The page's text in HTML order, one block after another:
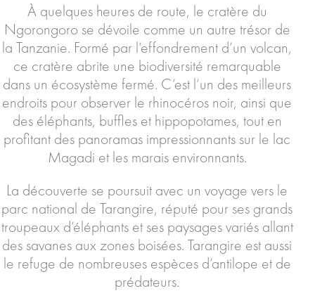
À quelques heures de route, le cratère du
Ngorongoro se dévoile comme un autre trésor de
la Tanzanie. Formé par l’effondrement d’un volcan,
ce cratère abrite une biodiversité remarquable
dans un écosystème fermé. C’est l’un des meilleurs
endroits pour observer le rhinocéros noir, ainsi que
des éléphants, buffles et hippopotames, tout en
profitant des panoramas impressionnants sur le lac
Magadi et les marais environnants.
La découverte se poursuit avec un voyage vers le
parc national de Tarangire, réputé pour ses grands
troupeaux d’éléphants et ses paysages variés allant
des savanes aux zones boisées. Tarangire est aussi
le refuge de nombreuses espèces d’antilope et de
prédateurs.